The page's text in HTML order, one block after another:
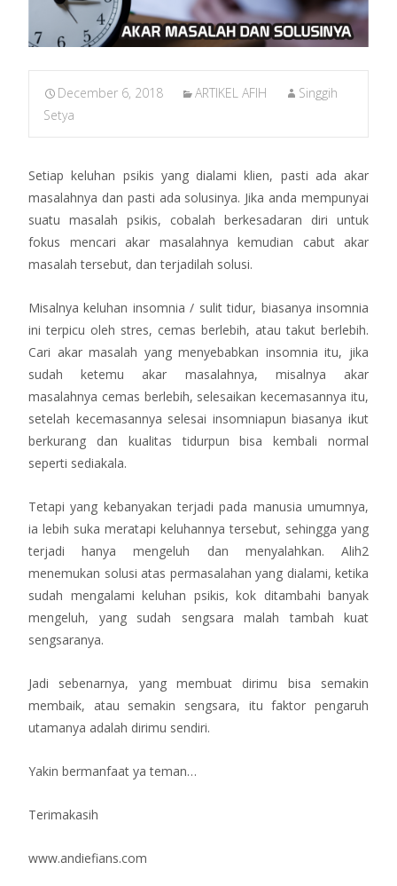
December 6, 2018 ARTIKEL AFIH
Singgih
Setya
Setiap keluhan psikis yang dialami klien, pasti ada akar
masalahnya dan pasti ada solusinya. Jika anda mempunyai
suatu masalah psikis, cobalah berkesadaran diri untuk
fokus mencari akar masalahnya kemudian cabut akar
masalah tersebut, dan terjadilah solusi.
Misalnya keluhan insomnia / sulit tidur, biasanya insomnia
ini terpicu oleh stres, cemas berlebih, atau takut berlebih.
Cari akar masalah yang menyebabkan insomnia itu, jika
sudah ketemu akar masalahnya, misalnya akar
masalahnya cemas berlebih, selesaikan kecemasannya itu,
setelah kecemasannya selesai insomniapun biasanya ikut
berkurang dan kualitas tidurpun bisa kembali normal
seperti sediakala.
Tetapi yang kebanyakan terjadi pada manusia umumnya,
ia lebih suka meratapi keluhannya tersebut, sehingga yang
terjadi hanya mengeluh dan menyalahkan. Alih2
menemukan solusi atas permasalahan yang dialami, ketika
sudah mengalami keluhan psikis, kok ditambahi banyak
mengeluh, yang sudah sengsara malah tambah kuat
sengsaranya.
Jadi sebenarnya, yang membuat dirimu bisa semakin
membaik, atau semakin sengsara, itu faktor pengaruh
utamanya adalah dirimu sendiri.
Yakin bermanfaat ya teman…
Terimakasih
www.andiefians.com